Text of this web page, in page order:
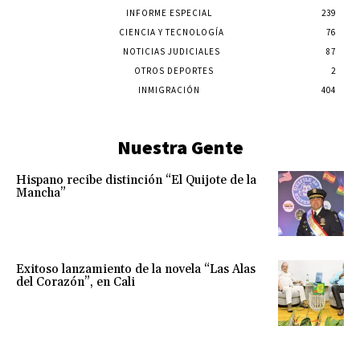
INFORME ESPECIAL
239
CIENCIA Y TECNOLOGÍA
76
NOTICIAS JUDICIALES
87
OTROS DEPORTES
2
INMIGRACIÓN
404
Nuestra Gente
Hispano recibe distinción “El Quijote de la
Mancha”
Exitoso lanzamiento de la novela “Las Alas
del Corazón”, en Cali